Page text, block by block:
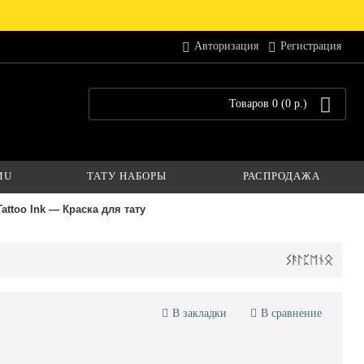
Авторизация Регистрация
Товаров 0 (0 р.)
ТАТУ НАБОРЫ РАСПРОДАЖА
Ink — Краска для тату
В закладки В сравнение